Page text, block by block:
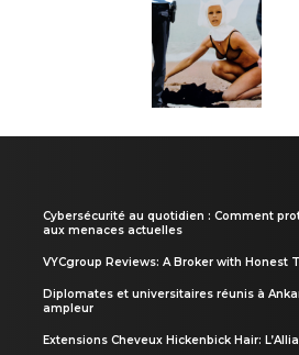
Cybersécurité au quotidien : Comment
aux menaces actuelles
VYCgroup Reviews: A Broker with Honest
Diplomates et universitaires réunis à
ampleur
Extensions Cheveux Hickenbick Hair: